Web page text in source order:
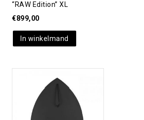
“RAW Edition” XL
€899,00
In winkelmand